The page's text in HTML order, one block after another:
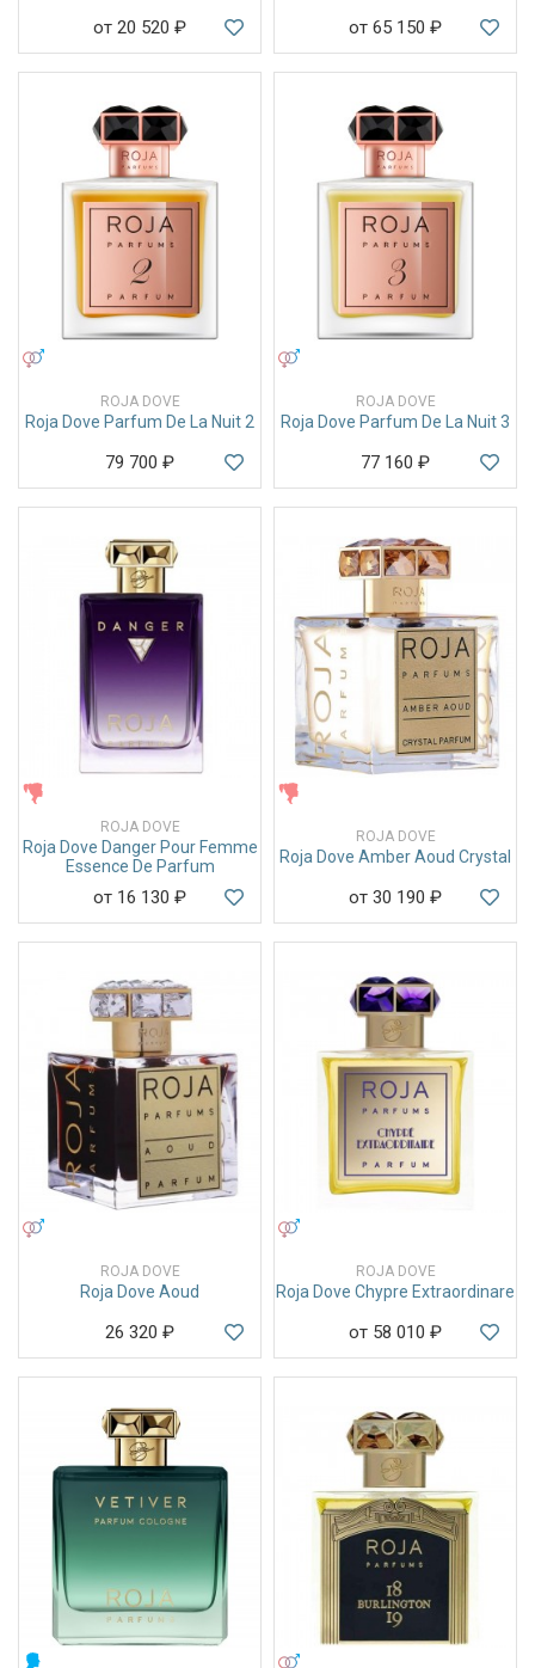
от 20 520 ₽ от 65 150 ₽
ROJA DOVE
Roja Dove Parfum De La Nuit 2
79 700 ₽
ROJA DOVE
Roja Dove Parfum De La Nuit 3
77 160 ₽
ROJA DOVE
Roja Dove Danger Pour Femme
Essence De Parfum
от 16 130 ₽
ROJA DOVE
Roja Dove Amber Aoud Crystal
от 30 190 ₽
ROJA DOVE
Roja Dove Aoud
26 320 ₽
ROJA DOVE
Roja Dove Chypre Extraordinare
от 58 010 ₽